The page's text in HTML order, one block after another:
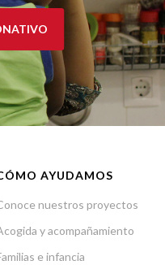
AYUDAMOS
nuestros proyectos
y acompañamiento
e infancia